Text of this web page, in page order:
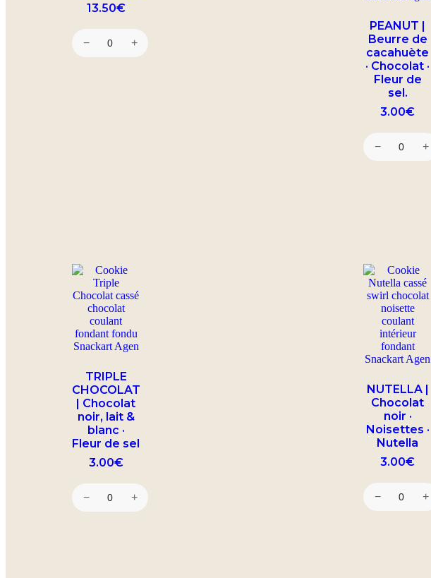
13.50€
− +
PEANUT |
Beurre de
cacahuète
· Chocolat ·
Fleur de
sel.
3.00€
− +
TRIPLE
CHOCOLAT
| Chocolat
noir, lait &
blanc ·
Fleur de sel
3.00€
− +
NUTELLA |
Chocolat
noir ·
Noisettes ·
Nutella
3.00€
− +